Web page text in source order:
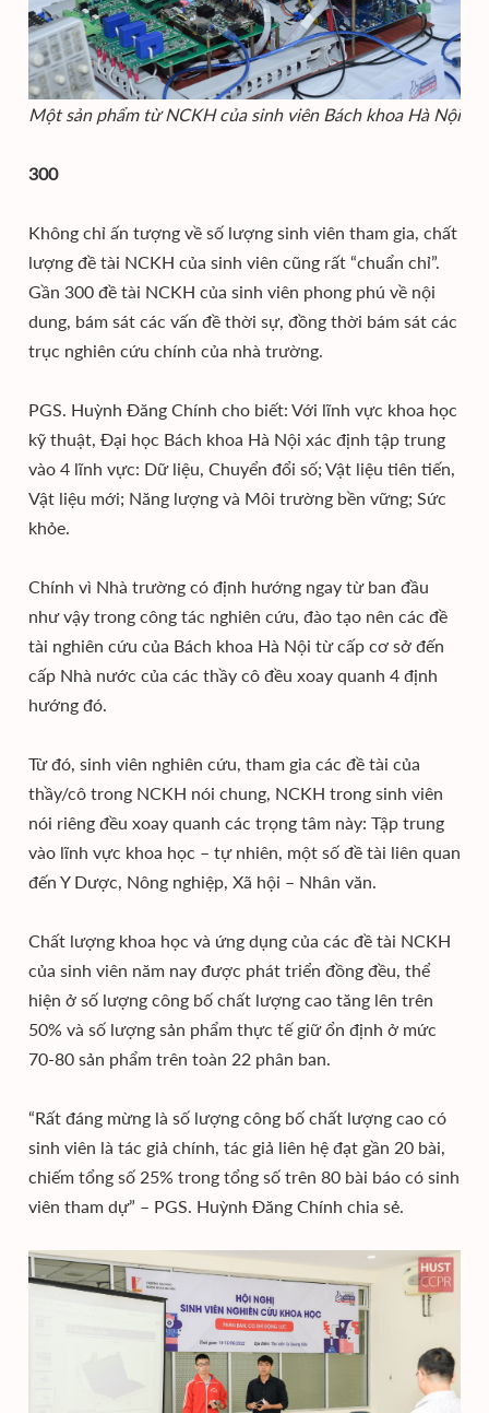
Một sản phẩm từ NCKH của sinh viên Bách khoa Hà Nội
300
Không chỉ ấn tượng về số lượng sinh viên tham gia, chất
lượng đề tài NCKH của sinh viên cũng rất “chuẩn chỉ”.
Gần 300 đề tài NCKH của sinh viên phong phú về nội
dung, bám sát các vấn đề thời sự, đồng thời bám sát các
trục nghiên cứu chính của nhà trường.
PGS. Huỳnh Đăng Chính cho biết: Với lĩnh vực khoa học
kỹ thuật, Đại học Bách khoa Hà Nội xác định tập trung
vào 4 lĩnh vực: Dữ liệu, Chuyển đổi số; Vật liệu tiên tiến,
Vật liệu mới; Năng lượng và Môi trường bền vững; Sức
khỏe.
Chính vì Nhà trường có định hướng ngay từ ban đầu
như vậy trong công tác nghiên cứu, đào tạo nên các đề
tài nghiên cứu của Bách khoa Hà Nội từ cấp cơ sở đến
cấp Nhà nước của các thầy cô đều xoay quanh 4 định
hướng đó.
Từ đó, sinh viên nghiên cứu, tham gia các đề tài của
thầy/cô trong NCKH nói chung, NCKH trong sinh viên
nói riêng đều xoay quanh các trọng tâm này: Tập trung
vào lĩnh vực khoa học – tự nhiên, một số đề tài liên quan
đến Y Dược, Nông nghiệp, Xã hội – Nhân văn.
Chất lượng khoa học và ứng dụng của các đề tài NCKH
của sinh viên năm nay được phát triển đồng đều, thể
hiện ở số lượng công bố chất lượng cao tăng lên trên
50% và số lượng sản phẩm thực tế giữ ổn định ở mức
70-80 sản phẩm trên toàn 22 phân ban.
“Rất đáng mừng là số lượng công bố chất lượng cao có
sinh viên là tác giả chính, tác giả liên hệ đạt gần 20 bài,
chiếm tổng số 25% trong tổng số trên 80 bài báo có sinh
viên tham dự” – PGS. Huỳnh Đăng Chính chia sẻ.